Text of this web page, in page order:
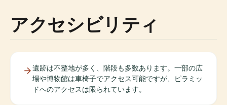
アクセシビリティ
遺跡は不整地が多く、階段も多数あります。一部の広
場や博物館は車椅子でアクセス可能ですが、ピラミッ
ドへのアクセスは限られています。